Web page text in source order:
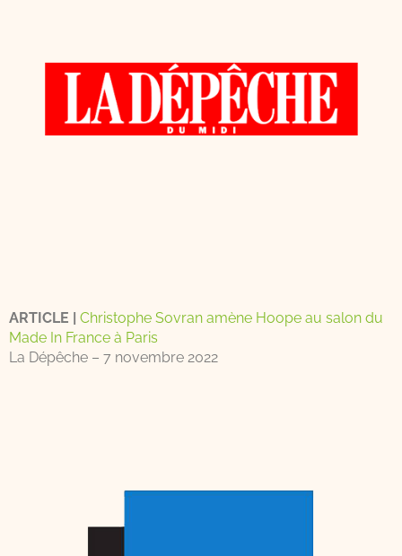
ARTICLE | Christophe Sovran amène Hoope au salon du
Made In France à Paris
La Dépêche – 7 novembre 2022